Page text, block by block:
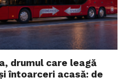
drumul care leagă
întoarceri acasă: de